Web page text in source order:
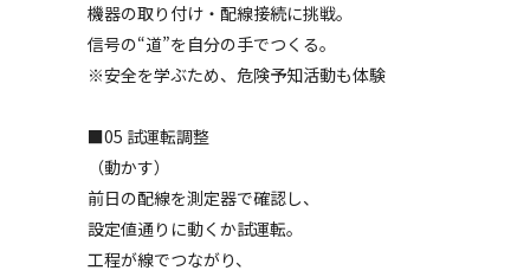
機器の取り付け・配線接続に挑戦。
信号の“道”を自分の手でつくる。
※安全を学ぶため、危険予知活動も体験
■05 試運転調整
（動かす）
前日の配線を測定器で確認し、
設定値通りに動くか試運転。
工程が線でつながり、